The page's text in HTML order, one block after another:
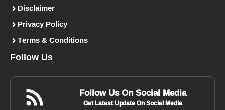
Disclaimer
Privacy Policy
Terms & Conditions
Follow Us
Follow Us On Social Media
Get Latest Update On Social Media